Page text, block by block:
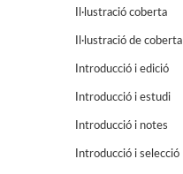
Il·lustració coberta
Il·lustració de coberta
Introducció i edició
Introducció i estudi
Introducció i notes
Introducció i selecció